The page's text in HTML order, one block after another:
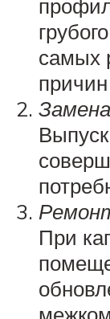
самых
При